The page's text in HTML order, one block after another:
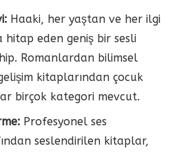
Haaki, her yaştan ve her ilgi
hitap eden geniş bir sesli
Romanlardan bilimsel
kitaplarından çocuk
birçok kategori mevcut.
Profesyonel ses
seslendirilen kitaplar,